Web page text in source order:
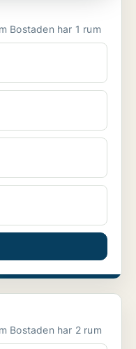
Lägenhet att hyra på Södermalm Bostaden har 1 rum
Lägenhet att hyra på Södermalm Bostaden har 2 rum